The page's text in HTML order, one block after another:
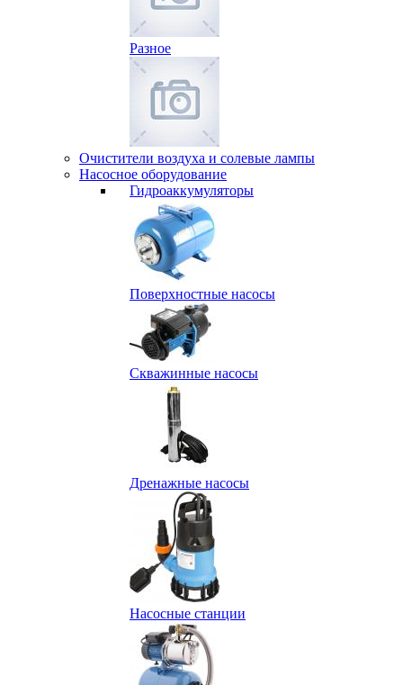
Разное
Очистители воздуха и солевые лампы
Насосное оборудование
Гидро­аккумуляторы
Поверхностные насосы
Скважинные насосы
Дренажные насосы
Насосные станции